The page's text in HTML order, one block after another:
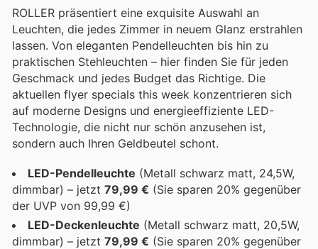
ROLLER präsentiert eine exquisite Auswahl an
Leuchten, die jedes Zimmer in neuem Glanz erstrahlen
lassen. Von eleganten Pendelleuchten bis hin zu
praktischen Stehleuchten – hier finden Sie für jeden
Geschmack und jedes Budget das Richtige. Die
aktuellen flyer specials this week konzentrieren sich
auf moderne Designs und energieeffiziente LED-
Technologie, die nicht nur schön anzusehen ist,
sondern auch Ihren Geldbeutel schont.
LED-Pendelleuchte (Metall schwarz matt, 24,5W,
dimmbar) – jetzt 79,99 € (Sie sparen 20% gegenüber
der UVP von 99,99 €)
LED-Deckenleuchte (Metall schwarz matt, 20,5W,
dimmbar) – jetzt 79,99 € (Sie sparen 20% gegenüber